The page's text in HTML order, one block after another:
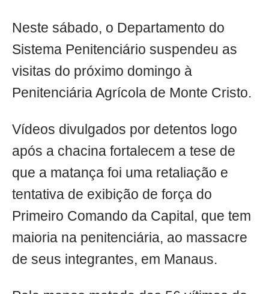
Neste sábado, o Departamento do
Sistema Penitenciário suspendeu as
visitas do próximo domingo à
Penitenciária Agrícola de Monte Cristo.
Vídeos divulgados por detentos logo
após a chacina fortalecem a tese de
que a matança foi uma retaliação e
tentativa de exibição de força do
Primeiro Comando da Capital, que tem
maioria na penitenciária, ao massacre
de seus integrantes, em Manaus.